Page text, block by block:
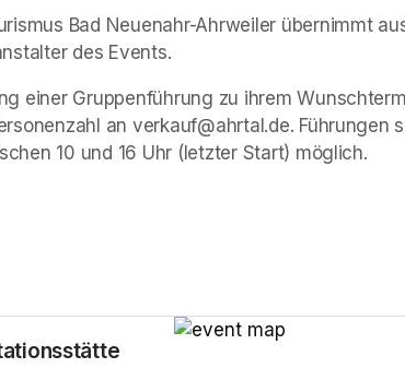
Bad Neuenahr-Ahrweiler übernimmt
des Events.
einer Gruppenführung zu ihrem
an verkauf@ahrtal.de. Führungen
10 und 16 Uhr (letzter Start) möglich.